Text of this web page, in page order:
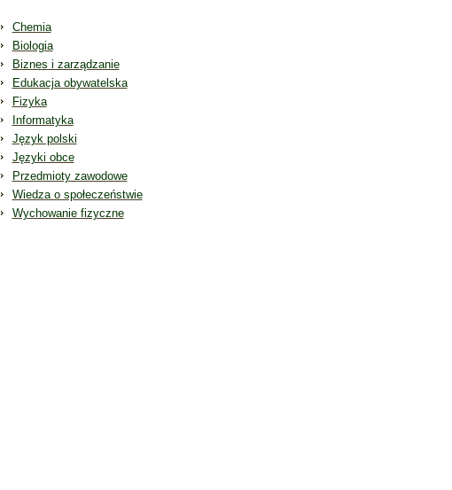
Chemia
Biologia
Biznes i zarządzanie
Edukacja obywatelska
Fizyka
Informatyka
Język polski
Języki obce
Przedmioty zawodowe
Wiedza o społeczeństwie
Wychowanie fizyczne